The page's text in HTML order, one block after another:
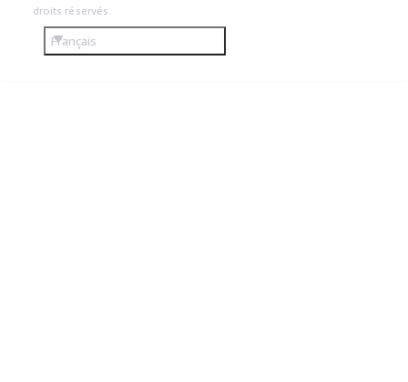
droits réservés.
Français